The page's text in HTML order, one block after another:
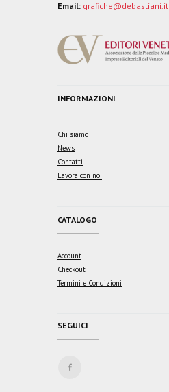
Email: grafiche@debastiani.it
INFORMAZIONI
Chi siamo
News
Contatti
Lavora con noi
CATALOGO
Account
Checkout
Termini e Condizioni
SEGUICI